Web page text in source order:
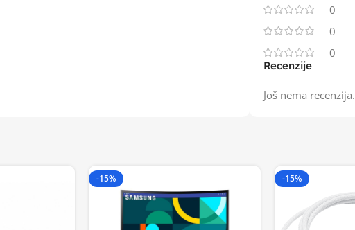
0
0
0
Recenzije
Još nema recenzija.
-15% -15%